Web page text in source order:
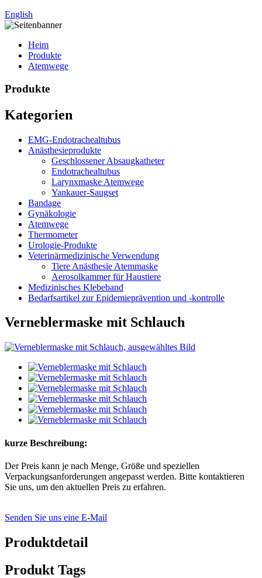
English
Heim
Produkte
Atemwege
Produkte
Kategorien
EMG-Endotrachealtubus
Anästhesieprodukte
Geschlossener Absaugkatheter
Endotrachealtubus
Larynxmaske Atemwege
Yankauer-Saugset
Bandage
Gynäkologie
Atemwege
Thermometer
Urologie-Produkte
Veterinärmedizinische Verwendung
Tiere Anästhesie Atemmaske
Aerosolkammer für Haustiere
Medizinisches Klebeband
Bedarfsartikel zur Epidemieprävention und -kontrolle
Verneblermaske mit Schlauch
kurze Beschreibung:
Der Preis kann je nach Menge, Größe und speziellen
Verpackungsanforderungen angepasst werden. Bitte kontaktieren
Sie uns, um den aktuellen Preis zu erfahren.
Senden Sie uns eine E-Mail
Produktdetail
Produkt Tags